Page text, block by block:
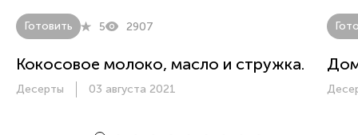
Готовить 5 2907
Кокосовое молоко, масло и стружка.
Десерты 03 августа 2021